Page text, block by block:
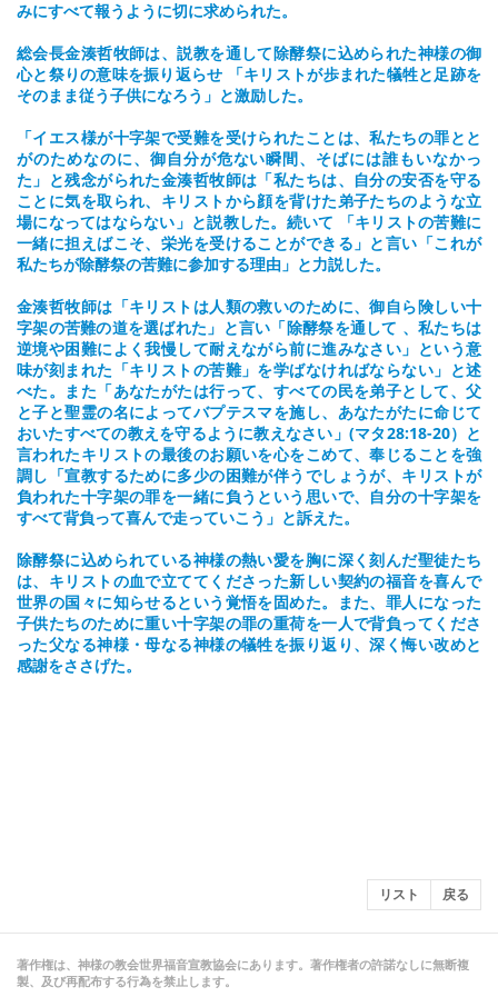
みにすべて報うように切に求められた。
総会長金湊哲牧師は、説教を通して除酵祭に込められた神様の御
心と祭りの意味を振り返らせ 「キリストが歩まれた犠牲と足跡を
そのまま従う子供になろう」と激励した。
「イエス様が十字架で受難を受けられたことは、私たちの罪とと
がのためなのに、御自分が危ない瞬間、そばには誰もいなかっ
た」と残念がられた金湊哲牧師は「私たちは、自分の安否を守る
ことに気を取られ、キリストから顔を背けた弟子たちのような立
場になってはならない」と説教した。続いて 「キリストの苦難に
一緒に担えばこそ、栄光を受けることができる」と言い「これが
私たちが除酵祭の苦難に参加する理由」と力説した。
金湊哲牧師は「キリストは人類の救いのために、御自ら険しい十
字架の苦難の道を選ばれた」と言い「除酵祭を通して 、私たちは
逆境や困難によく我慢して耐えながら前に進みなさい」という意
味が刻まれた「キリストの苦難」を学ばなければならない」と述
べた。また「あなたがたは行って、すべての民を弟子として、父
と子と聖霊の名によってバプテスマを施し、あなたがたに命じて
おいたすべての教えを守るように教えなさい」(マタ28:18-20）と
言われたキリストの最後のお願いを心をこめて、奉じることを強
調し「宣教するために多少の困難が伴うでしょうが、キリストが
負われた十字架の罪を一緒に負うという思いで、自分の十字架を
すべて背負って喜んで走っていこう」と訴えた。
除酵祭に込められている神様の熱い愛を胸に深く刻んだ聖徒たち
は、キリストの血で立ててくださった新しい契約の福音を喜んで
世界の国々に知らせるという覚悟を固めた。また、罪人になった
子供たちのために重い十字架の罪の重荷を一人で背負ってくださ
った父なる神様・母なる神様の犠牲を振り返り、深く悔い改めと
感謝をささげた。
リスト 戻る
著作権は、神様の教会世界福音宣教協会にあります。著作権者の許諾なしに無断複
製、及び再配布する行為を禁止します。